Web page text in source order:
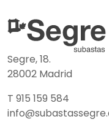
Segre, 18.
28002 Madrid
T 915 159 584